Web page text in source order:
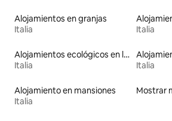
Alojamientos en granjas
Italia
Italia
Alojamientos ecológicos en la naturaleza
Italia
Italia
Alojamiento en mansiones
Italia
Mostrar